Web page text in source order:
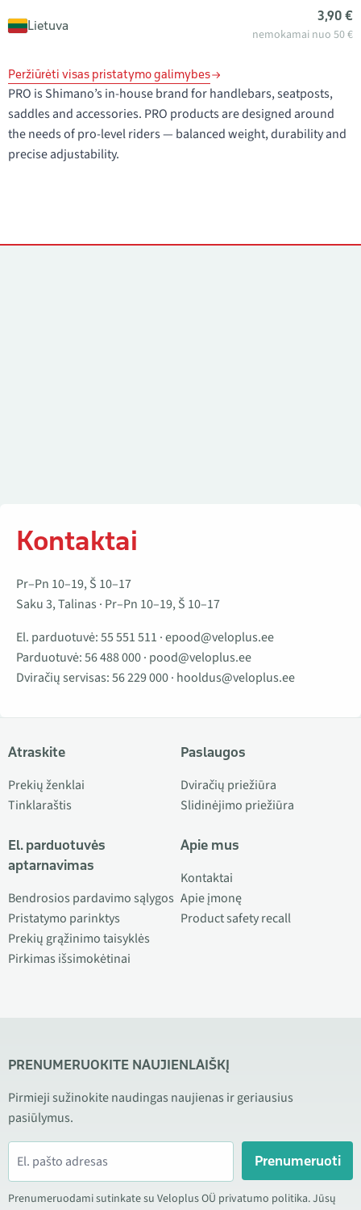
Lietuva
3,90 €
nemokamai nuo 50 €
Peržiūrėti visas pristatymo galimybes
PRO is Shimano’s in-house brand for handlebars, seatposts,
saddles and accessories. PRO products are designed around
the needs of pro-level riders — balanced weight, durability and
precise adjustability.
Kontaktai
Pr–Pn 10–19, Š 10–17
Saku 3, Talinas · Pr–Pn 10–19, Š 10–17
El. parduotuvė:55 551 511 ·epood@veloplus.ee
Parduotuvė:56 488 000· pood@veloplus.ee
Dviračių servisas:56 229 000· hooldus@veloplus.ee
Atraskite
Prekių ženklai
Tinklaraštis
El. parduotuvės
aptarnavimas
Bendrosios pardavimo sąlygos
Pristatymo parinktys
Prekių grąžinimo taisyklės
Pirkimas išsimokėtinai
Paslaugos
Dviračių priežiūra
Slidinėjimo priežiūra
Apie mus
Kontaktai
Apie įmonę
Product safety recall
PRENUMERUOKITE NAUJIENLAIŠKĮ
Pirmieji sužinokite naudingas naujienas ir geriausius
pasiūlymus.
Prenumeruoti
Prenumeruodami sutinkate su Veloplus OÜ privatumo politika. Jūsų